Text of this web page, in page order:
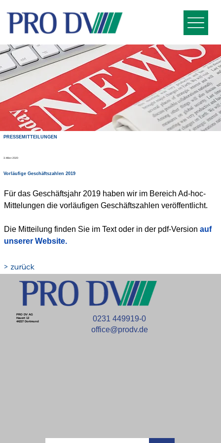
PRESSEMITTEILUNGEN
3. März 2020
Vorläufige Geschäftszahlen 2019
Für das Geschäftsjahr 2019 haben wir im Bereich Ad-hoc-
Mittelungen die vorläufigen Geschäftszahlen veröffentlicht.
Die Mitteilung finden Sie im Text oder in der pdf-Version auf
unserer Website.
> zurück
PRO DV AG
Hauert 12
44227 Dortmund
0231 449919-0
office@prodv.de